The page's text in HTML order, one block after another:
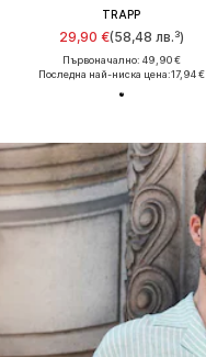
TRAPP
29,90 €(58,48 лв.³)
Първоначално: 49,90 €
Последна най-ниска цена:17,94 €